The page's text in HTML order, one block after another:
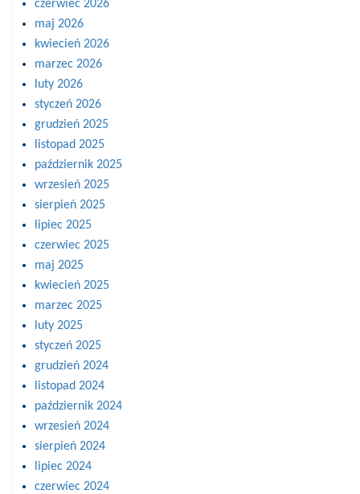
czerwiec 2026
maj 2026
kwiecień 2026
marzec 2026
luty 2026
styczeń 2026
grudzień 2025
listopad 2025
październik 2025
wrzesień 2025
sierpień 2025
lipiec 2025
czerwiec 2025
maj 2025
kwiecień 2025
marzec 2025
luty 2025
styczeń 2025
grudzień 2024
listopad 2024
październik 2024
wrzesień 2024
sierpień 2024
lipiec 2024
czerwiec 2024